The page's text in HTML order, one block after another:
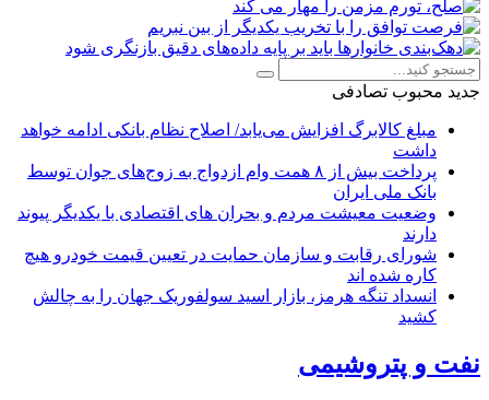
جدید محبوب تصادفی
مبلغ کالابرگ افزایش می‌یابد/ اصلاح نظام بانکی ادامه خواهد
داشت
پرداخت بیش از ۸ همت وام ازدواج به زوج‌های جوان توسط
بانک ملی ایران
وضعیت معیشت مردم و بحران های اقتصادی با یکدیگر پیوند
دارند
شورای رقابت و سازمان حمایت در تعیین قیمت خودرو هیچ
کاره شده اند
انسداد تنگه هرمز، بازار اسید سولفوریک جهان را به چالش
کشید
نفت و پتروشیمی